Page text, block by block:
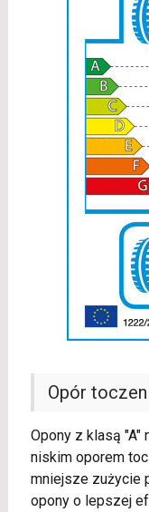
Opór
Opony z klasą "A"
niskim oporem
mniejsze zużycie
opony o lepszej